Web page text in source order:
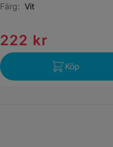
Färg: Vit
222 kr
Köp